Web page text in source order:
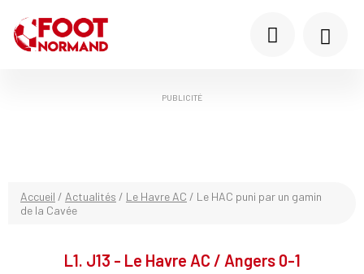
PUBLICITÉ
Accueil / Actualités / Le Havre AC / Le HAC puni par un gamin
de la Cavée
L1. J13 - Le Havre AC / Angers 0-1